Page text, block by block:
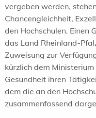
vergeben werden,
Chancengleichheit,
den Hochschulen.
das Land Rheinland-
Zuweisung zur
kürzlich dem
Gesundheit ihren
dem die an den
zusammenfassend